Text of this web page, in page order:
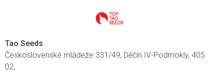
Tao Seeds
Československé mládeže 331/49, Děčín IV-Podmokly, 405
02,